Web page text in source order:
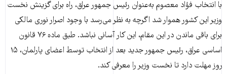
با انتخاب فؤاد معصوم به‌عنوان رئیس جمهور عراق، راه برای گزینش نخست
وزیر این کشور هموار شد اگرچه به نظر می‌رسد با وجود اصرار نوری مالکی
برای باقی ماندن در این مقام، این کار آسانی نباشد. طبق ماده ۷۶ قانون
اساسی عراق، رئیس جمهور جدید بعد از انتخاب توسط اعضای پارلمان، ۱۵
روز مهلت دارد تا نخست وزیر را معرفی کند.